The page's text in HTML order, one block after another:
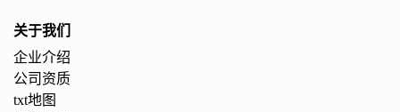
关于我们
企业介绍
公司资质
txt地图